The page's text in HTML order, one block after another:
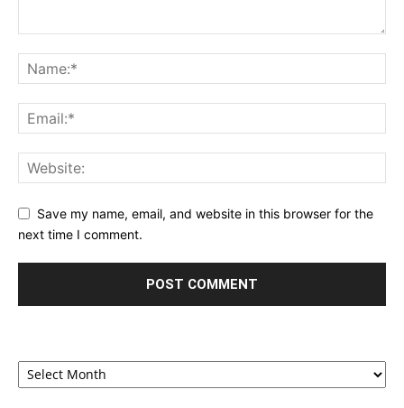
Save my name, email, and website in this browser for the
next time I comment.
Archives